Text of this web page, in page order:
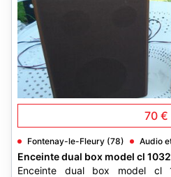
70 €
Fontenay-le-Fleury (78) Audio
Enceinte dual box model cl
Enceinte dual box model cl